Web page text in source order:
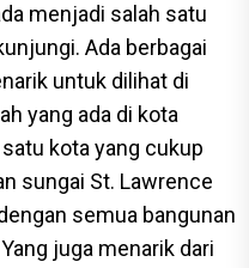
menjadi salah satu
Ada berbagai
untuk dilihat di
yang ada di kota
kota yang cukup
sungai St. Lawrence
semua bangunan
juga menarik dari